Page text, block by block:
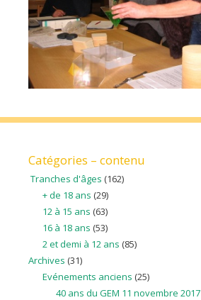
Catégories – contenu
Tranches d'âges (162)
+ de 18 ans (29)
12 à 15 ans (63)
16 à 18 ans (53)
2 et demi à 12 ans (85)
Archives (31)
Evénements anciens (25)
40 ans du GEM 11 novembre 2017